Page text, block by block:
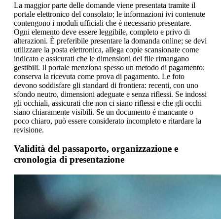
La maggior parte delle domande viene presentata tramite il
portale elettronico del consolato; le informazioni ivi contenute
contengono i moduli ufficiali che è necessario presentare.
Ogni elemento deve essere leggibile, completo e privo di
alterazioni. È preferibile presentare la domanda online; se devi
utilizzare la posta elettronica, allega copie scansionate come
indicato e assicurati che le dimensioni del file rimangano
gestibili. Il portale menziona spesso un metodo di pagamento;
conserva la ricevuta come prova di pagamento. Le foto
devono soddisfare gli standard di frontiera: recenti, con uno
sfondo neutro, dimensioni adeguate e senza riflessi. Se indossi
gli occhiali, assicurati che non ci siano riflessi e che gli occhi
siano chiaramente visibili. Se un documento è mancante o
poco chiaro, può essere considerato incompleto e ritardare la
revisione.
Validità del passaporto, organizzazione e
cronologia di presentazione